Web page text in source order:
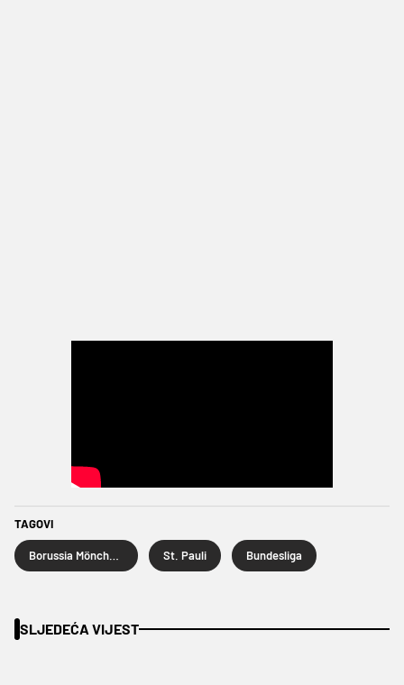
TAGOVI
St. Pauli Bundesliga
SLJEDEĆA VIJEST